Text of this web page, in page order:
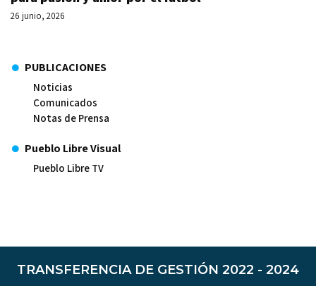
26 junio, 2026
PUBLICACIONES
Noticias
Comunicados
Notas de Prensa
Pueblo Libre Visual
Pueblo Libre TV
TRANSFERENCIA DE GESTIÓN 2022 - 2024